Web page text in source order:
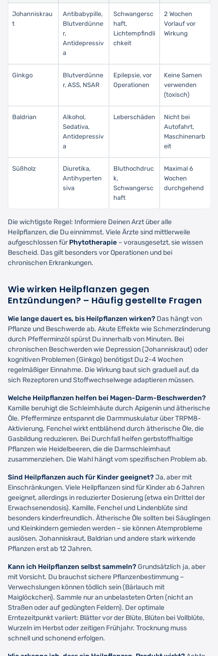
Johanniskrau
t
Antibabypille,
Blutverdünne
r,
Antidepressiv
a
Schwangersc
haft,
Lichtempfindli
chkeit
2 Wochen
Vorlauf vor
Wirkung
Ginkgo
Blutverdünne
r, ASS, NSAR
Epilepsie, vor
Operationen
Keine Samen
verwenden
(toxisch)
Baldrian
Alkohol,
Sedativa,
Antidepressiv
a
Leberschäden
Nicht bei
Autofahrt,
Maschinenarb
eit
Süßholz
Diuretika,
Antihyperten
siva
Bluthochdruc
k,
Schwangersc
haft
Maximal 6
Wochen
durchgehend
Die wichtigste Regel: Informiere Deinen Arzt über alle
Heilpflanzen, die Du einnimmst. Viele Ärzte sind mittlerweile
aufgeschlossen fürPhytotherapie – vorausgesetzt, sie wissen
Bescheid. Das gilt besonders vor Operationen und bei
chronischen Erkrankungen.
Wie wirken Heilpflanzen gegen
Entzündungen? – Häufig gestellte Fragen
Wie lange dauert es, bis Heilpflanzen wirken? Das hängt von
Pflanze und Beschwerde ab. Akute Effekte wie Schmerzlinderung
durch Pfefferminzöl spürst Du innerhalb von Minuten. Bei
chronischen Beschwerden wie Depression (Johanniskraut) oder
kognitiven Problemen (Ginkgo) benötigst Du 2-4 Wochen
regelmäßiger Einnahme. Die Wirkung baut sich graduell auf, da
sich Rezeptoren und Stoffwechselwege adaptieren müssen.
Welche Heilpflanzen helfen bei Magen-Darm-Beschwerden?
Kamille beruhigt die Schleimhäute durch Apigenin und ätherische
Öle. Pfefferminze entspannt die Darmmuskulatur über TRPM8-
Aktivierung. Fenchel wirkt entblähend durch ätherische Öle, die
Gasbildung reduzieren. Bei Durchfall helfen gerbstoffhaltige
Pflanzen wie Heidelbeeren, die die Darmschleimhaut
zusammenziehen. Die Wahl hängt vom spezifischen Problem ab.
Sind Heilpflanzen auch für Kinder geeignet?Ja, aber mit
Einschränkungen. Viele Heilpflanzen sind für Kinder ab 6 Jahren
geeignet, allerdings in reduzierter Dosierung (etwa ein Drittel der
Erwachsenendosis). Kamille, Fenchel und Lindenblüte sind
besonders kinderfreundlich. Ätherische Öle sollten bei Säuglingen
und Kleinkindern gemieden werden – sie können Atemprobleme
auslösen. Johanniskraut, Baldrian und andere stark wirkende
Pflanzen erst ab 12 Jahren.
Kann ich Heilpflanzen selbst sammeln?Grundsätzlich ja, aber
mit Vorsicht. Du brauchst sichere Pflanzenbestimmung –
Verwechslungen können tödlich sein (Bärlauch mit
Maiglöckchen). Sammle nur an unbelasteten Orten (nicht an
Straßen oder auf gedüngten Feldern). Der optimale
Erntezeitpunkt variiert: Blätter vor der Blüte, Blüten bei Vollblüte,
Wurzeln im Herbst oder zeitigen Frühjahr. Trocknung muss
schnell und schonend erfolgen.